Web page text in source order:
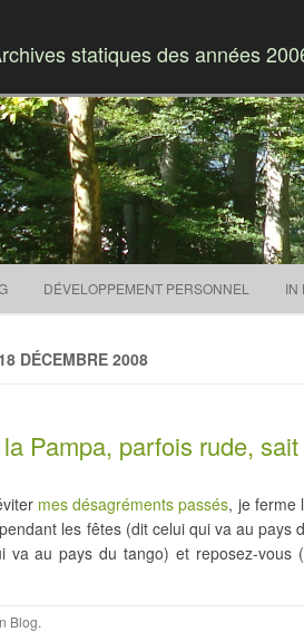
statiques des années
DÉVELOPPEMENT PERSONNEL IN
DÉCEMBRE 2008
la Pampa, parfois rude,
mes désagréments passés, je ferme
les fêtes (dit celui qui va au pays
va au pays du tango) et reposez-
Blog.